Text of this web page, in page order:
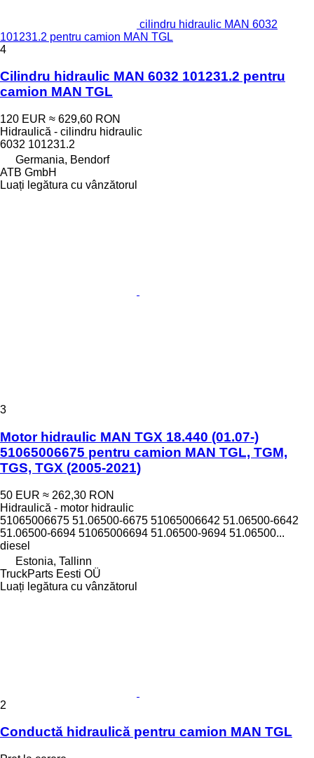
cilindru hidraulic MAN 6032
101231.2 pentru camion MAN TGL
4
Cilindru hidraulic MAN 6032 101231.2 pentru
camion MAN TGL
120 EUR ≈ 629,60 RON
Hidraulică - cilindru hidraulic
6032 101231.2
Germania, Bendorf
ATB GmbH
Luați legătura cu vânzătorul
3
Motor hidraulic MAN TGX 18.440 (01.07-)
51065006675 pentru camion MAN TGL, TGM,
TGS, TGX (2005-2021)
50 EUR ≈ 262,30 RON
Hidraulică - motor hidraulic
51065006675 51.06500-6675 51065006642 51.06500-6642
51.06500-6694 51065006694 51.06500-9694 51.06500...
diesel
Estonia, Tallinn
TruckParts Eesti OÜ
Luați legătura cu vânzătorul
2
Conductă hidraulică pentru camion MAN TGL